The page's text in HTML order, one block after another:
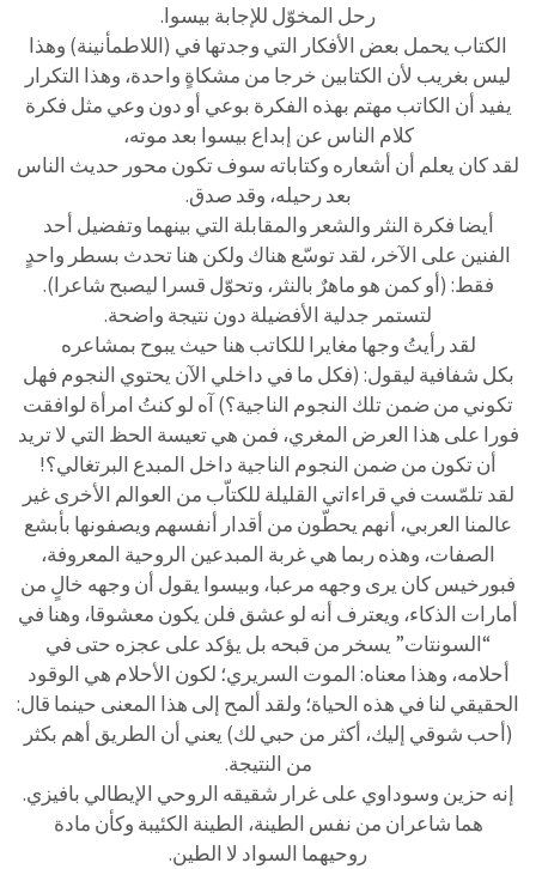
رحل المخوّل للإجابة بيسوا.
الكتاب يحمل بعض الأفكار التي وجدتها في (اللاطمأنينة) وهذا
ليس بغريب لأن الكتابين خرجا من مشكاةٍ واحدة، وهذا التكرار
يفيد أن الكاتب مهتم بهذه الفكرة بوعي أو دون وعي مثل فكرة
كلام الناس عن إبداع بيسوا بعد موته،
لقد كان يعلم أن أشعاره وكتاباته سوف تكون محور حديث الناس
بعد رحيله، وقد صدق.
أيضا فكرة النثر والشعر والمقابلة التي بينهما وتفضيل أحد
الفنين على الآخر، لقد توسّع هناك ولكن هنا تحدث بسطر واحدٍ
فقط: (أو كمن هو ماهرٌ بالنثر، وتحوّل قسرا ليصبح شاعرا).
لتستمر جدلية الأفضيلة دون نتيجة واضحة.
لقد رأيتُ وجها مغايرا للكاتب هنا حيث يبوح بمشاعره
بكل شفافية ليقول: (فكل ما في داخلي الآن يحتوي النجوم فهل
تكوني من ضمن تلك النجوم الناجية؟) آه لو كنتُ امرأة لوافقت
فورا على هذا العرض المغري، فمن هي تعيسة الحظ التي لا تريد
أن تكون من ضمن النجوم الناجية داخل المبدع البرتغالي؟!
لقد تلمّست في قراءاتي القليلة للكتاّب من العوالم الأخرى غير
عالمنا العربي، أنهم يحطّون من أقدار أنفسهم ويصفونها بأبشع
الصفات، وهذه ربما هي غربة المبدعين الروحية المعروفة،
فبورخيس كان يرى وجهه مرعبا، وبيسوا يقول أن وجهه خالٍ من
أمارات الذكاء، ويعترف أنه لو عشق فلن يكون معشوقا، وهنا في
“السونتات” يسخر من قبحه بل يؤكد على عجزه حتى في
أحلامه، وهذا معناه: الموت السريري؛ لكون الأحلام هي الوقود
الحقيقي لنا في هذه الحياة؛ ولقد ألمح إلى هذا المعنى حينما قال:
(أحب شوقي إليك، أكثر من حبي لك) يعني أن الطريق أهم بكثر
من النتيجة.
إنه حزين وسوداوي على غرار شقيقه الروحي الإيطالي بافيزي.
هما شاعران من نفس الطينة، الطينة الكئيبة وكأن مادة
روحيهما السواد لا الطين.